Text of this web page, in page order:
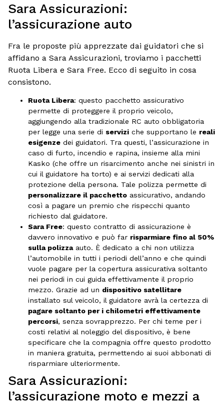
Sara Assicurazioni:
l’assicurazione auto
Fra le proposte più apprezzate dai guidatori che si
affidano a Sara Assicurazioni, troviamo i pacchetti
Ruota Libera e Sara Free. Ecco di seguito in cosa
consistono.
Ruota Libera: questo pacchetto assicurativo
permette di proteggere il proprio veicolo,
aggiungendo alla tradizionale RC auto obbligatoria
per legge una serie di servizi che supportano le reali
esigenze dei guidatori. Tra questi, l’assicurazione in
caso di furto, incendio e rapina, insieme alla mini
Kasko (che offre un risarcimento anche nei sinistri in
cui il guidatore ha torto) e ai servizi dedicati alla
protezione della persona. Tale polizza permette di
personalizzare il pacchetto assicurativo, andando
così a pagare un premio che rispecchi quanto
richiesto dal guidatore.
Sara Free: questo contratto di assicurazione è
davvero innovativo e può far risparmiare fino al 50%
sulla polizzaauto. È dedicato a chi non utilizza
l’automobile in tutti i periodi dell’anno e che quindi
vuole pagare per la copertura assicurativa soltanto
nei periodi in cui guida effettivamente il proprio
mezzo. Grazie ad un dispositivo satellitare
installato sul veicolo, il guidatore avrà la certezza di
pagare soltanto per i chilometri effettivamente
percorsi, senza sovrapprezzo. Per chi teme per i
costi relativi al noleggio del dispositivo, è bene
specificare che la compagnia offre questo prodotto
in maniera gratuita, permettendo ai suoi abbonati di
risparmiare ulteriormente.
Sara Assicurazioni:
l’assicurazione moto e mezzi a